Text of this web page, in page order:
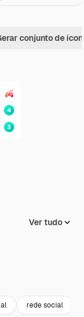
conjunto de
Ver tudo
rede social